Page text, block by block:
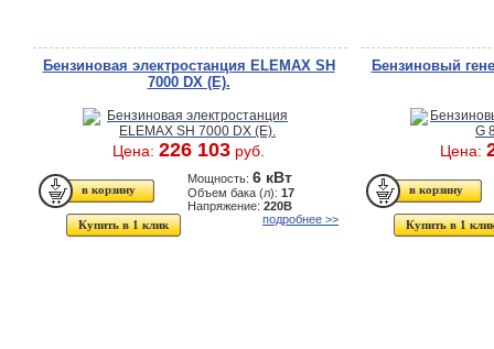
Бензиновая электростанция ELEMAX SH
7000 DX (E).
Цена: 226 103 руб.
Купить в 1 клик
Мощность: 6 кВт
Объем бака (л): 17
Напряжение: 220В
подробнее >>
Бензиновый
Цена:
Купить в 1